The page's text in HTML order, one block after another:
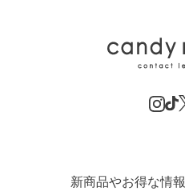
新商品やお得な情